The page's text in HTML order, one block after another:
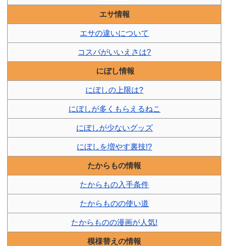
エサ情報
エサの違いについて
コスパがいいえさは?
にぼし情報
にぼしの上限は?
にぼしが多くもらえるねこ
にぼしが少ないグッズ
にぼしを増やす裏技!?
たからもの情報
たからもの入手条件
たからものの使い道
たからものの漫画が人気!
模様替えの情報